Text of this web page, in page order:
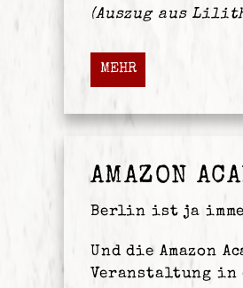
(Auszug aus
MEHR
AMAZON
Berlin ist ja
Und die Amazon
Veranstaltung in